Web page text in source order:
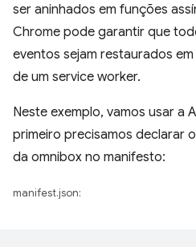
ser aninhados em funções
Chrome pode garantir que
eventos sejam restaurados
de um service worker.
Neste exemplo, vamos usar a
primeiro precisamos declarar
da omnibox no manifesto:
manifest.json: